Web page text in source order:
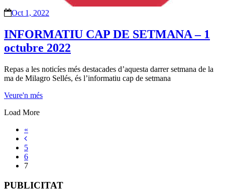
Oct 1, 2022
INFORMATIU CAP DE SETMANA – 1
octubre 2022
Repas a les noticíes més destacades d’aquesta darrer setmana de la
ma de Milagro Sellés, és l’informatiu cap de setmana
Veure'n més
Load More
«
5
6
7
PUBLICITAT